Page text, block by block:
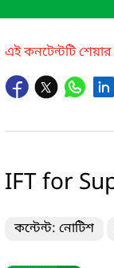
এই কনটেন্টটি
IFT for
কন্টেন্ট: নোটিশ